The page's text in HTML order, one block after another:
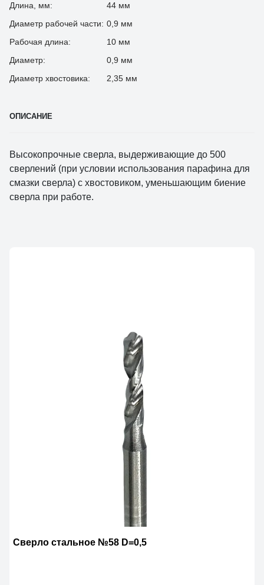
Длина, мм:
44 мм
Диаметр рабочей части: 0,9 мм
Рабочая длина:
10 мм
Диаметр:
0,9 мм
Диаметр хвостовика:
2,35 мм
ОПИСАНИЕ
Высокопрочные сверла, выдерживающие до 500
сверлений (при условии использования парафина для
смазки сверла) с хвостовиком, уменьшающим биение
сверла при работе.
Сверло стальное №58 D=0,5